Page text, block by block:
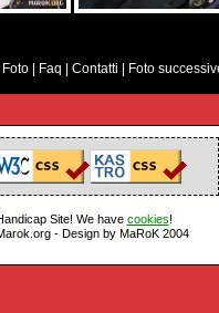
Foto| Faq Contatti Foto
Site! We have cookies!
- Design by MaRoK 2004